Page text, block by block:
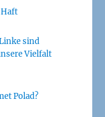
sind
Vielfalt
Polad?